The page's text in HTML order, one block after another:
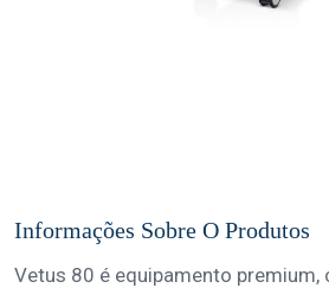
Informações Sobre O Produtos
Vetus 80 é equipamento